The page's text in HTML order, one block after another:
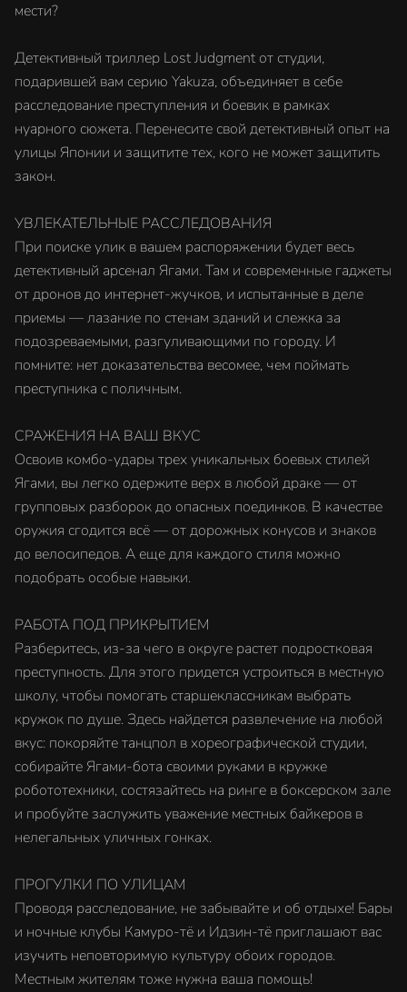
мести?
Детективный триллер Lost Judgment от студии,
подарившей вам серию Yakuza, объединяет в себе
расследование преступления и боевик в рамках
нуарного сюжета. Перенесите свой детективный опыт на
улицы Японии и защитите тех, кого не может защитить
закон.
УВЛЕКАТЕЛЬНЫЕ РАССЛЕДОВАНИЯ
При поиске улик в вашем распоряжении будет весь
детективный арсенал Ягами. Там и современные гаджеты
от дронов до интернет-жучков, и испытанные в деле
приемы — лазание по стенам зданий и слежка за
подозреваемыми, разгуливающими по городу. И
помните: нет доказательства весомее, чем поймать
преступника с поличным.
СРАЖЕНИЯ НА ВАШ ВКУС
Освоив комбо-удары трех уникальных боевых стилей
Ягами, вы легко одержите верх в любой драке — от
групповых разборок до опасных поединков. В качестве
оружия сгодится всё — от дорожных конусов и знаков
до велосипедов. А еще для каждого стиля можно
подобрать особые навыки.
РАБОТА ПОД ПРИКРЫТИЕМ
Разберитесь, из-за чего в округе растет подростковая
преступность. Для этого придется устроиться в местную
школу, чтобы помогать старшеклассникам выбрать
кружок по душе. Здесь найдется развлечение на любой
вкус: покоряйте танцпол в хореографической студии,
собирайте Ягами-бота своими руками в кружке
робототехники, состязайтесь на ринге в боксерском зале
и пробуйте заслужить уважение местных байкеров в
нелегальных уличных гонках.
ПРОГУЛКИ ПО УЛИЦАМ
Проводя расследование, не забывайте и об отдыхе! Бары
и ночные клубы Камуро-тё и Идзин-тё приглашают вас
изучить неповторимую культуру обоих городов.
Местным жителям тоже нужна ваша помощь!